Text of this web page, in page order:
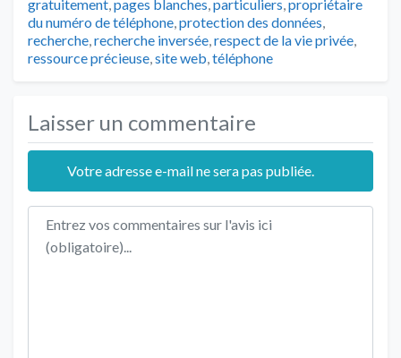
gratuitement,pages blanches,particuliers,propriétaire
du numéro de téléphone,protection des données,
recherche,recherche inversée,respect de la vie privée,
ressource précieuse,site web,téléphone
Laisser un commentaire
Votre adresse e-mail ne sera pas publiée.
Texte de l'avis